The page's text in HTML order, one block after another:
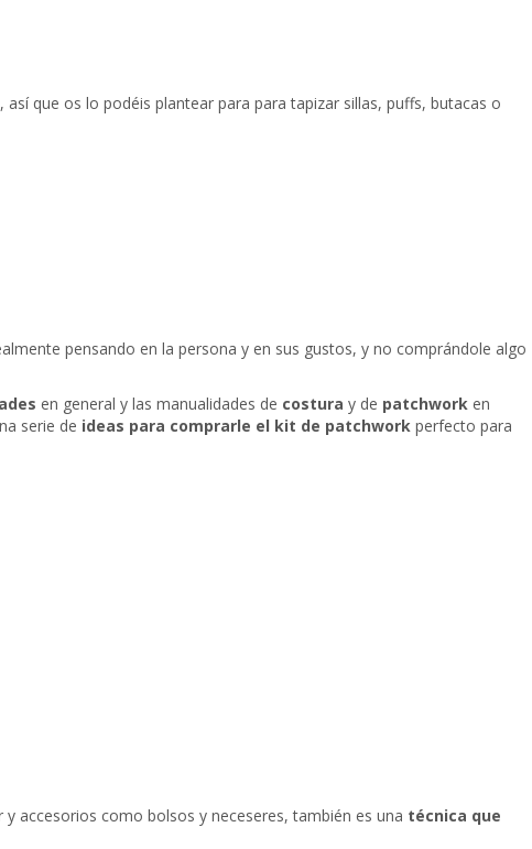
que os lo podéis plantear para para tapizar sillas, puffs, butacas o
pensando en la persona y en sus gustos, y no comprándole algo
en general y las manualidades de costura y de patchwork en
serie de ideas para comprarle el kit de patchwork perfecto para
accesorios como bolsos y neceseres, también es una técnica que